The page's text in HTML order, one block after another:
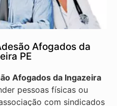
Afogados da
PE
Afogados da Ingazeira
pessoas físicas ou
com sindicados